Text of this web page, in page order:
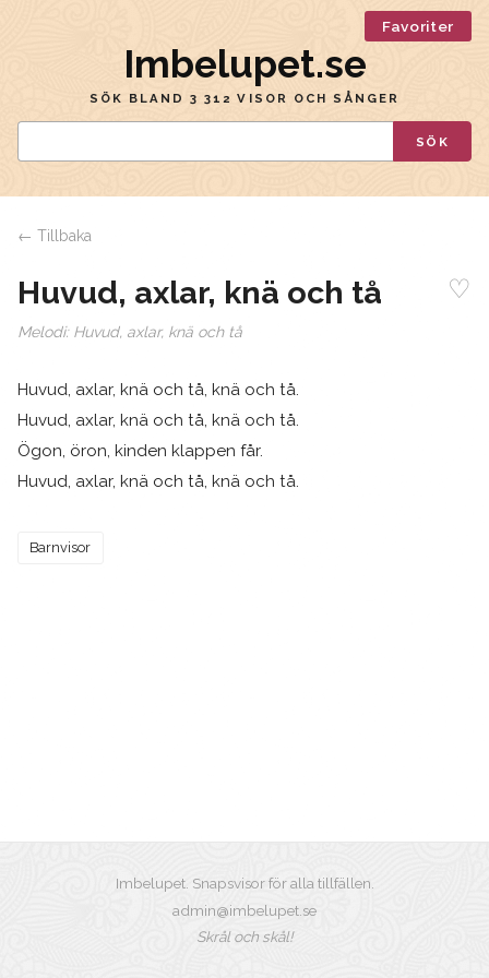
Favoriter
Imbelupet.se
SÖK BLAND 3 312 VISOR OCH SÅNGER
SÖK
← Tillbaka
Huvud, axlar, knä och tå ♡
Melodi: Huvud, axlar, knä och tå
Huvud, axlar, knä och tå, knä och tå.
Huvud, axlar, knä och tå, knä och tå.
Ögon, öron, kinden klappen får.
Huvud, axlar, knä och tå, knä och tå.
Barnvisor
Imbelupet. Snapsvisor för alla tillfällen.
admin@imbelupet.se
Skrål och skål!